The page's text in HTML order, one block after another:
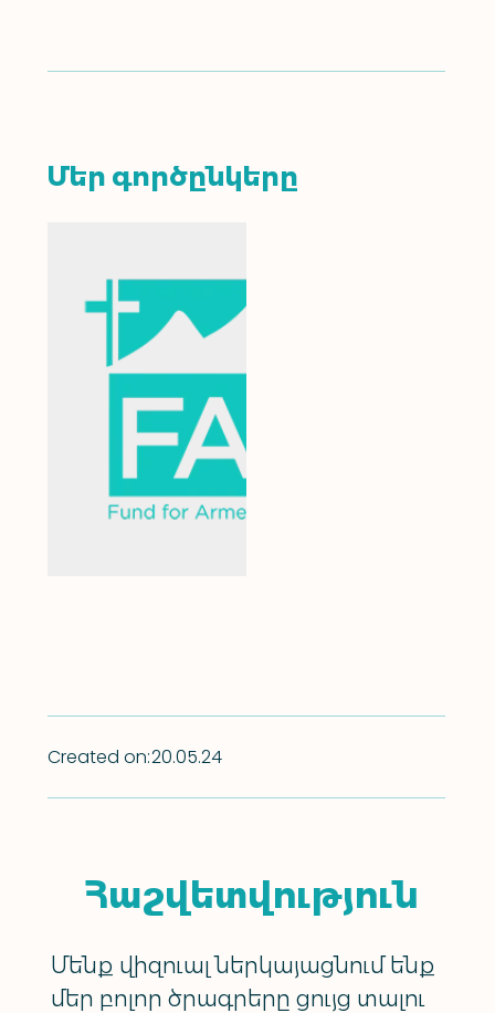
Մեր գործընկերը
20.05.24
Created on:
Մենք վիզուալ ներկայացնում ենք
մեր բոլոր ծրագրերը ցույց տալու
Հաշվետվություն